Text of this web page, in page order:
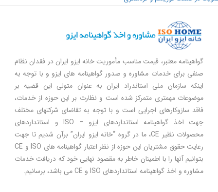
گواهینامه معتبر، قیمت مناسب مأموریت خانه ایزو ایران در فقدان نظام
صنفی برای خدمات مشاوره و صدور گواهینامه های ایزو و با توجه به
اینکه سازمان ملی استاندراد ایران به عنوان متولی این قضیه بر
موضوعات مهمتری متمرکز شده است و نظارت بر این حوزه از خدمات،
فاقد سازوکارهای اجرایی است و با توجه به تقاضای شرکتهای مختلف
جهت اخذ گواهینامه استانداردهای ایزو – ISO و استانداردهای
محصولات نظیر CE، ما در گروه “خانه ایزو ایران” برآن شدیم تا جهت
رعایت حقوق مشتریان این حوزه از نظر اعتبار گواهینامه های ISO و CE
بتوانیم آنها را با اطمینان خاطر به مقصود نهایی خود که دریافت خدمات
مشاوره و اخذ گواهینامه استانداردهای ISO و CE می باشد، برسانیم.